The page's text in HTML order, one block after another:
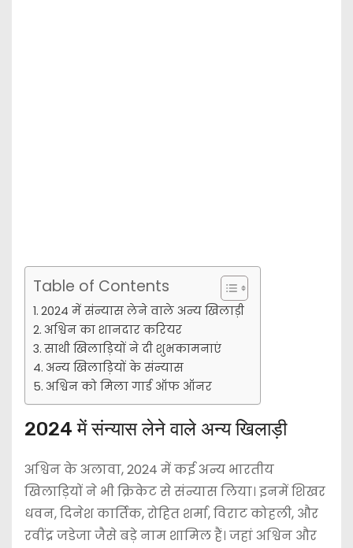
Table of Contents
2024 में संन्यास लेने वाले अन्य खिलाड़ी
अश्विन का शानदार करियर
साथी खिलाड़ियों ने दी शुभकामनाएं
अन्य खिलाड़ियों के संन्यास
अश्विन को मिला गार्ड ऑफ ऑनर
2024 में संन्यास लेने वाले अन्य खिलाड़ी
अश्विन के अलावा, 2024 में कई अन्य भारतीय
खिलाड़ियों ने भी क्रिकेट से संन्यास लिया। इनमें शिखर
धवन, दिनेश कार्तिक, रोहित शर्मा, विराट कोहली, और
रवींद्र जडेजा जैसे बड़े नाम शामिल हैं। जहां अश्विन और